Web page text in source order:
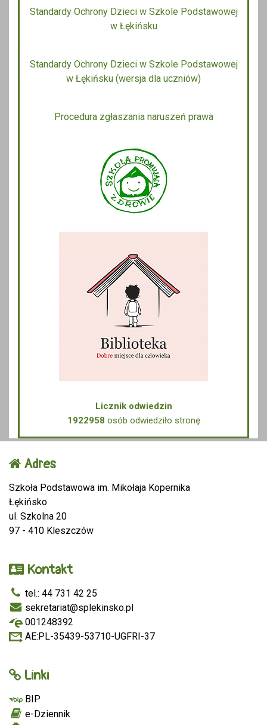
Standardy Ochrony Dzieci w Szkole Podstawowej
w Łękińsku
Standardy Ochrony Dzieci w Szkole Podstawowej
w Łękińsku (wersja dla uczniów)
Procedura zgłaszania naruszeń prawa
Licznik odwiedzin
1922958 osób odwiedziło stronę
Adres
Szkoła Podstawowa im. Mikołaja Kopernika
Łękińsko
ul. Szkolna 20
97 - 410 Kleszczów
Kontakt
tel.: 44 731 42 25
sekretariat@splekinsko.pl
001248392
AE:PL-35439-53710-UGFRI-37
Linki
BIP
e-Dziennik